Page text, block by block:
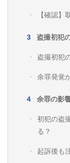
【確認】
盗撮初犯
盗撮初犯
余罪発覚
余罪の影
初犯の盗
る？
起訴後も